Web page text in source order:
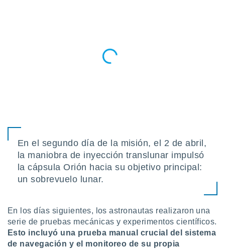
te
de que
se
para
ni para
o
En el segundo día de la misión, el 2 de abril,
la maniobra de inyección translunar impulsó
la cápsula Orión hacia su objetivo principal:
un sobrevuelo lunar.
En los días siguientes, los astronautas realizaron una
serie de pruebas mecánicas y experimentos científicos.
Esto incluyó una prueba manual crucial del sistema
de navegación y el monitoreo de su propia